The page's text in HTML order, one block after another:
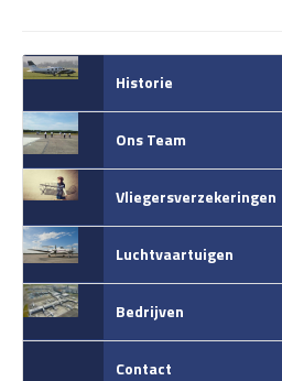
Historie
Ons Team
Vliegersverzekeringen
Luchtvaartuigen
Bedrijven
Contact